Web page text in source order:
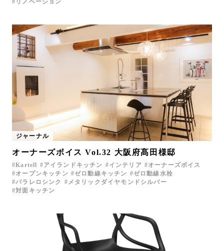
ジャーナル
オーナーズボイス Vol.32 大阪府髙田様邸
Kartell アイランドキッチン インテリア
オーナーズボイス
オープンキッチン
ゼロ動線キッチン
ゼロ動線水栓
パラレロシンク
メタリックダイヤモンドシルバー
対面キッチン